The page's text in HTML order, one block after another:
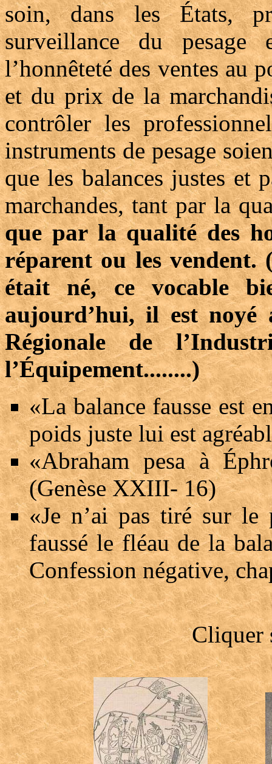
soin, dans les États,
surveillance du pesage
l’honnêteté des ventes au
et du prix de la
contrôler les
instruments de pesage
que les balances justes et
marchandes, tant par la
que par la qualité des
réparent ou les vendent.
était né, ce vocable
aujourd’hui, il est
Régionale de
l’Équipement........)
«La balance fausse est
poids juste lui est
«Abraham pesa à
(Genèse XXIII- 16)
«Je n’ai pas tiré sur le
faussé le fléau de la
Confession négative,
Cliquer